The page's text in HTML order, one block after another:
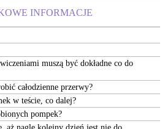
INFORMACJE
muszą być dokładne co do
całodzienne przerwy?
w teście, co dalej?
pompek?